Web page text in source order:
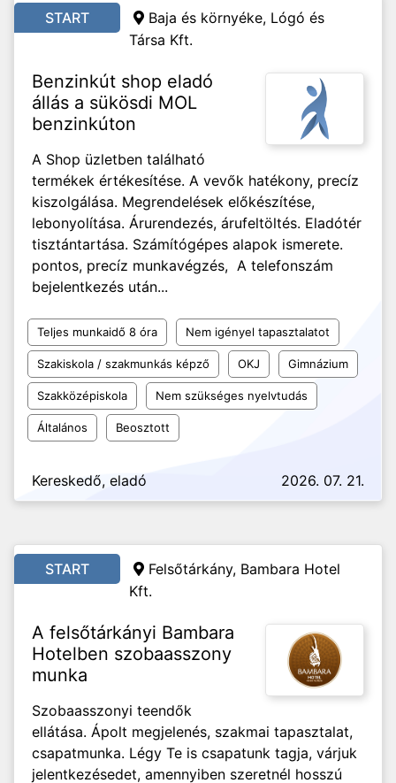
START
Baja és környéke, Lógó és
Társa Kft.
Benzinkút shop eladó
állás a sükösdi MOL
benzinkúton
A Shop üzletben található
termékek értékesítése. A vevők hatékony, precíz
kiszolgálása. Megrendelések előkészítése,
lebonyolítása. Árurendezés, árufeltöltés. Eladótér
tisztántartása. Számítógépes alapok ismerete.
pontos, precíz munkavégzés, A telefonszám
bejelentkezés után...
Teljes munkaidő 8 óra Nem igényel tapasztalatot
Szakiskola / szakmunkás képző OKJ Gimnázium
Szakközépiskola Nem szükséges nyelvtudás
Általános Beosztott
Kereskedő, eladó 2026. 07. 21.
START
Felsőtárkány, Bambara Hotel
Kft.
A felsőtárkányi Bambara
Hotelben szobaasszony
munka
Szobaasszonyi teendők
ellátása. Ápolt megjelenés, szakmai tapasztalat,
csapatmunka. Légy Te is csapatunk tagja, várjuk
jelentkezésedet, amennyiben szeretnél hosszú